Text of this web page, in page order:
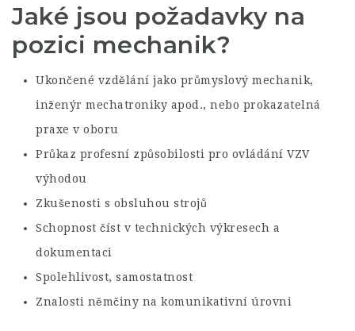
Jaké jsou požadavky na
pozici mechanik?
Ukončené vzdělání jako průmyslový mechanik,
inženýr mechatroniky apod., nebo prokazatelná
praxe v oboru
Průkaz profesní způsobilosti pro ovládání VZV
výhodou
Zkušenosti s obsluhou strojů
Schopnost číst v technických výkresech a
dokumentaci
Spolehlivost, samostatnost
Znalosti němčiny na komunikativní úrovni